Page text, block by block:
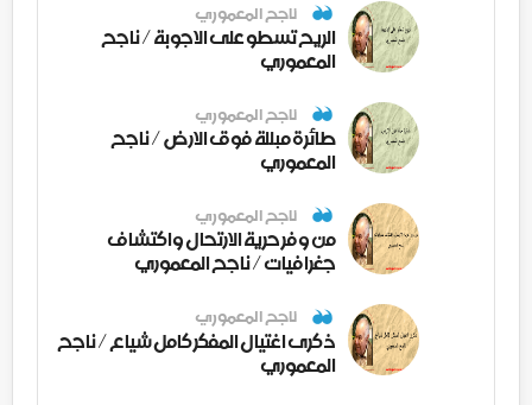
ناجح المعموري
الريح تسطو على الاجوبة / ناجح
المعموري
ناجح المعموري
طائرة مبللة فوق الارض / ناجح
المعموري
ناجح المعموري
من وفر حرية الارتحال واكتشاف
جغرافيات / ناجح المعموري
ناجح المعموري
ذكرى اغتيال المفكر كامل شياع / ناجح
المعموري